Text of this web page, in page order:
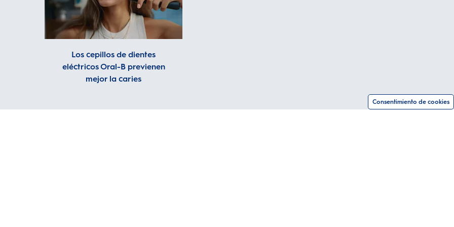
Los cepillos de dientes
eléctricos Oral-B previenen
mejor la caries
Consentimiento de cookies